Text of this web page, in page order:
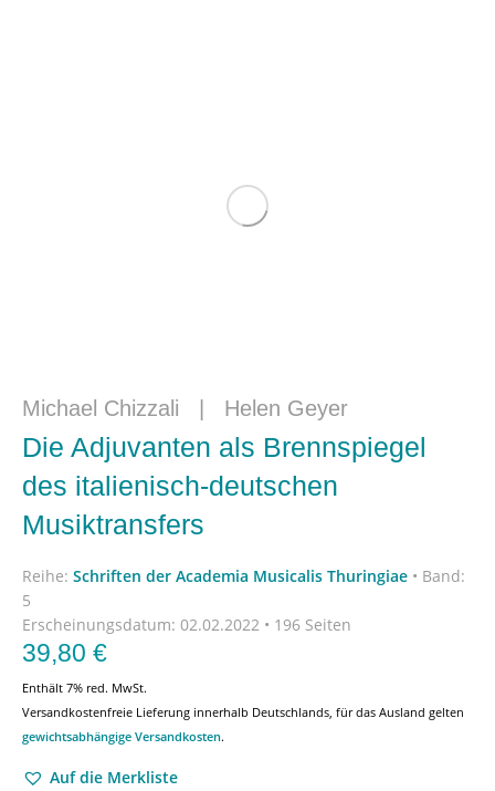
Michael Chizzali Helen Geyer
Die Adjuvanten als Brennspiegel
des italienisch-deutschen
Musiktransfers
Reihe: Schriften der Academia Musicalis Thuringiae • Band:
5
Erscheinungsdatum: 02.02.2022 • 196 Seiten
39,80 €
Enthält 7% red. MwSt.
Versandkostenfreie Lieferung innerhalb Deutschlands, für das Ausland gelten
gewichtsabhängige Versandkosten.
Auf die Merkliste